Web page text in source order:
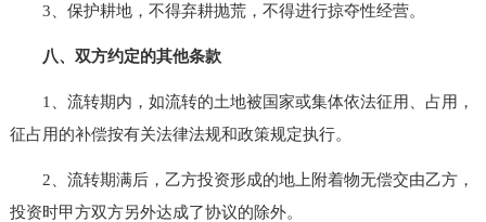
3、保护耕地，不得弃耕抛荒，不得进行掠夺性经营。
八、双方约定的其他条款
1、流转期内，如流转的土地被国家或集体依法征用、占用，
征占用的补偿按有关法律法规和政策规定执行。
2、流转期满后，乙方投资形成的地上附着物无偿交由乙方，
投资时甲方双方另外达成了协议的除外。